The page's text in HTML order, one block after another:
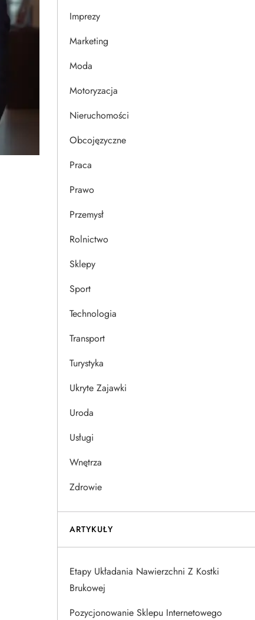
Imprezy
Marketing
Moda
Motoryzacja
Nieruchomości
Obcojęzyczne
Praca
Prawo
Przemysł
Rolnictwo
Sklepy
Sport
Technologia
Transport
Turystyka
Ukryte Zajawki
Uroda
Usługi
Wnętrza
Zdrowie
ARTYKUŁY
Etapy Układania Nawierzchni Z Kostki
Brukowej
Pozycjonowanie Sklepu Internetowego